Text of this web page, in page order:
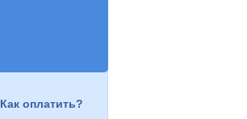
Как оплатить?